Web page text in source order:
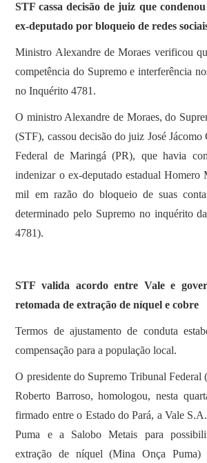
STF cassa decisão de juiz que
ex-deputado por bloqueio de redes
Ministro Alexandre de Moraes verificou
competência do Supremo e interferência
no Inquérito 4781.
O ministro Alexandre de Moraes, do
(STF), cassou decisão do juiz José Jácomo
Federal de Maringá (PR), que havia
indenizar o ex-deputado estadual Homero
mil em razão do bloqueio de suas
determinado pelo Supremo no inquérito
4781).
STF valida acordo entre Vale e
retomada de extração de níquel e cobre
Termos de ajustamento de conduta
compensação para a população local.
O presidente do Supremo Tribunal
Roberto Barroso, homologou, nesta
firmado entre o Estado do Pará, a Vale
Puma e a Salobo Metais para
extração de níquel (Mina Onça